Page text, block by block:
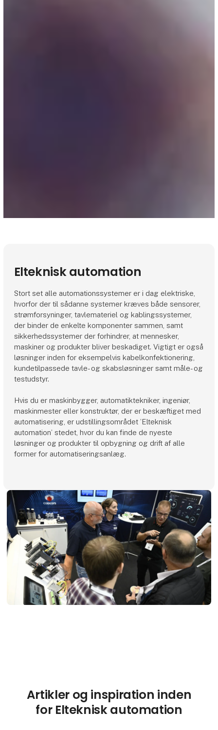
Elteknisk automation
Stort set alle automationssystemer er i dag elektriske,
hvorfor der til sådanne systemer kræves både sensorer,
strømforsyninger, tavlemateriel og kablingssystemer,
der binder de enkelte komponenter sammen, samt
sikkerhedssystemer der forhindrer, at mennesker,
maskiner og produkter bliver beskadiget. Vigtigt er også
løsninger inden for eksempelvis kabelkonfektionering,
kundetilpassede tavle- og skabsløsninger samt måle- og
testudstyr.
Hvis du er maskinbygger, automatiktekniker, ingeniør,
maskinmester eller konstruktør, der er beskæftiget med
automatisering, er udstillingsområdet ’Elteknisk
automation’ stedet, hvor du kan finde de nyeste
løsninger og produkter til opbygning og drift af alle
former for automatiseringsanlæg.
Artikler og inspiration inden
for Elteknisk automation